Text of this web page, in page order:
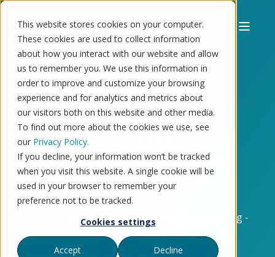
This website stores cookies on your computer.
These cookies are used to collect information
about how you interact with our website and allow
us to remember you. We use this information in
order to improve and customize your browsing
experience and for analytics and metrics about
our visitors both on this website and other media.
To find out more about the cookies we use, see
our Privacy Policy.
If you decline, your information won’t be tracked
when you visit this website. A single cookie will be
used in your browser to remember your
preference not to be tracked.
Cookies settings
Accept Decline
Leie kassasystem?
Trenger du kassasystem for en kort periode?
Perfekt for festivaler, events og pop-up
arrangementer!
Lei en brukervennlig og komplett kassaløsning -